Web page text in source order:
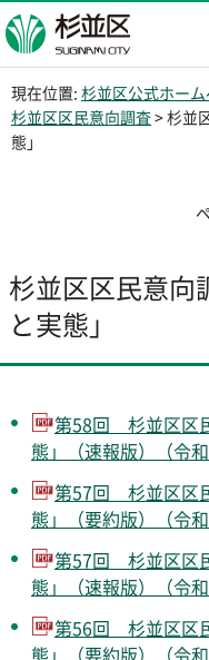
杉並区
現在位置: 杉並区公式ホー
杉並区区民意向調査> 杉並
態」
杉並区区民意向
と実態」
第58回 杉並区区
態」（速報版）（令
第57回 杉並区区
態」（要約版）（令
第57回 杉並区区
態」（速報版）（令
第56回 杉並区区
態」（要約版）（令